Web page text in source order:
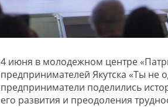
4 июня в молодежном центре
предпринимателей Якутска «Ты не
предприниматели поделились
его развития и преодоления